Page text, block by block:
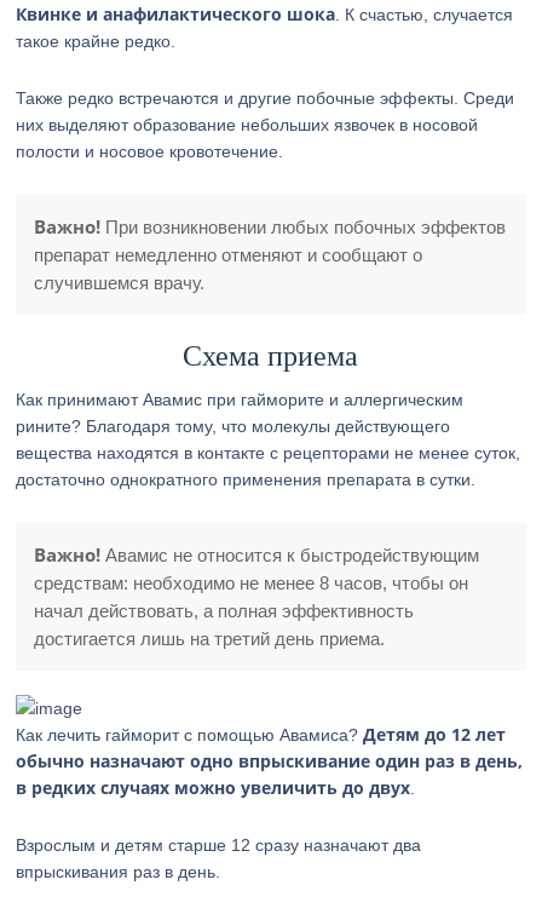
Квинке и анафилактического шока . К счастью, случается
такое крайне редко.
Также редко встречаются и другие побочные эффекты. Среди
них выделяют образование небольших язвочек в носовой
полости и носовое кровотечение.
Важно! При возникновении любых побочных эффектов
препарат немедленно отменяют и сообщают о
случившемся врачу.
Схема приема
Как принимают Авамис при гайморите и аллергическим
рините? Благодаря тому, что молекулы действующего
вещества находятся в контакте с рецепторами не менее суток,
достаточно однократного применения препарата в сутки.
Важно! Авамис не относится к быстродействующим
средствам: необходимо не менее 8 часов, чтобы он
начал действовать, а полная эффективность
достигается лишь на третий день приема.
Как лечить гайморит с помощью Авамиса?Детям до 12 лет
обычно назначают одно впрыскивание один раз в день,
в редких случаях можно увеличить до двух
Взрослым и детям старше 12 сразу назначают два
впрыскивания раз в день.